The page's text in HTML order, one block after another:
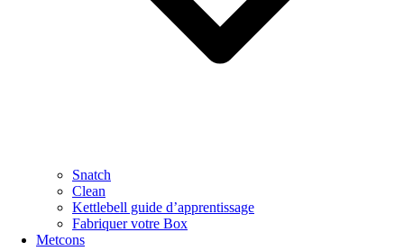
Snatch
Clean
Kettlebell guide d’apprentissage
Fabriquer votre Box
Metcons